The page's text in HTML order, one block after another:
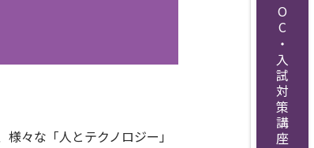
OC・入試対策講座
々な「人とテクノロジー」